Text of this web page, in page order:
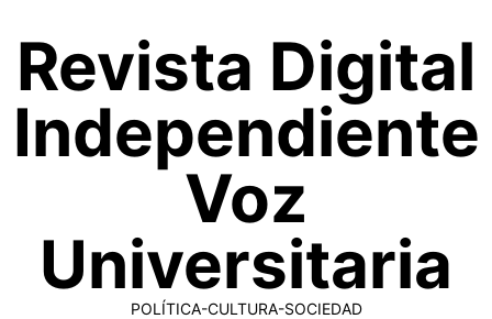
contenido
Revista Digital
Independiente
Voz
Universitaria
POLÍTICA-CULTURA-SOCIEDAD